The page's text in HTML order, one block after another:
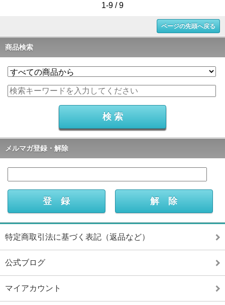
1-9 / 9
ページの先頭へ戻る
商品検索
メルマガ登録・解除
特定商取引法に基づく表記（返品など）
公式ブログ
マイアカウント